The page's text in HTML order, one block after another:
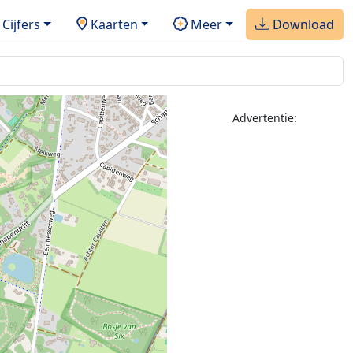
Cijfers Kaarten Meer Download
Advertentie: